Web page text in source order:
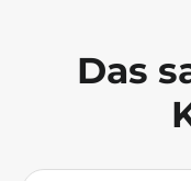
Das